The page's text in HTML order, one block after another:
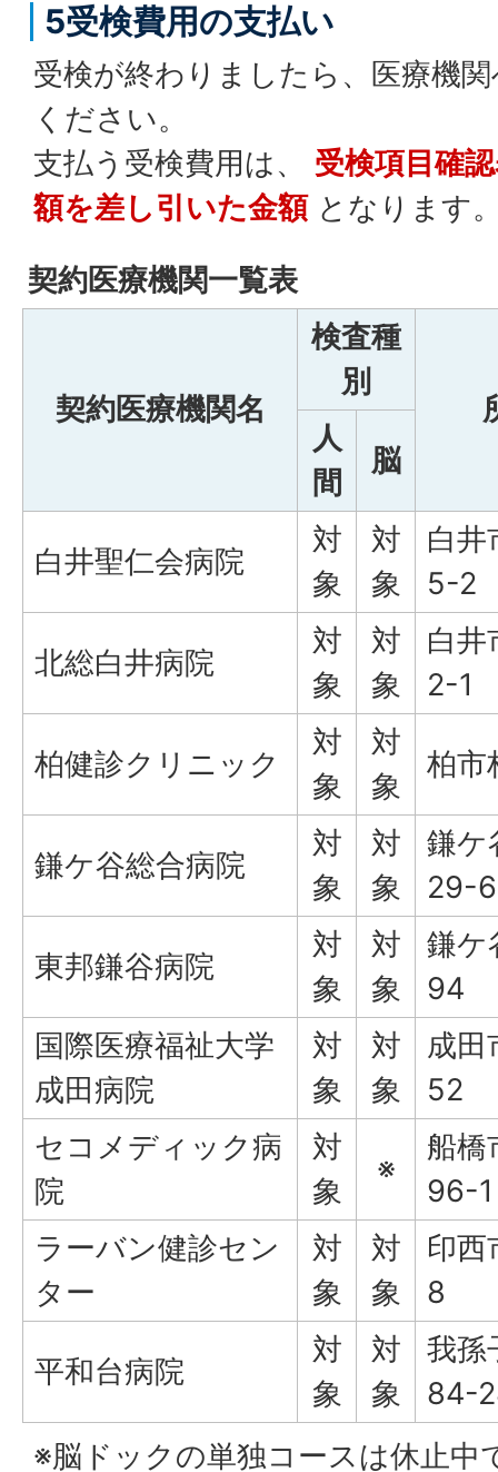
5受検費用の支払い
受検が終わりましたら、医療機
ください。
支払う受検費用は、 受検項目確
額を差し引いた金額となります
契約医療機関一覧表
契約医療機関名
検査種
別
人
間
脳
白井聖仁会病院
対
象
対
象
白
5-2
北総白井病院
対
象
対
象
白
2-1
柏健診クリニック
対
象
対
象
柏
鎌ケ谷総合病院
対
象
対
象
鎌ケ
29-6
東邦鎌谷病院
対
象
対
象
鎌ケ
94
国際医療福祉大学
成田病院
対
象
対
象
成田
52
セコメディック病
院
対
象
※
船橋
96-1
ラーバン健診セン
ター
対
象
対
象
印西
8
平和台病院
対
象
対
象
我孫
84-
※脳ドックの単独コースは休止中